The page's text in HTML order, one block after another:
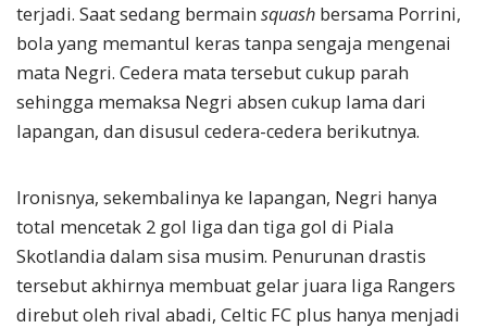
terjadi. Saat sedang bermain squash bersama Porrini,
bola yang memantul keras tanpa sengaja mengenai
mata Negri. Cedera mata tersebut cukup parah
sehingga memaksa Negri absen cukup lama dari
lapangan, dan disusul cedera-cedera berikutnya.
Ironisnya, sekembalinya ke lapangan, Negri hanya
total mencetak 2 gol liga dan tiga gol di Piala
Skotlandia dalam sisa musim. Penurunan drastis
tersebut akhirnya membuat gelar juara liga Rangers
direbut oleh rival abadi, Celtic FC plus hanya menjadi